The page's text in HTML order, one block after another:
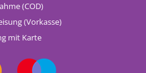
(COD)
(Vorkasse)
mit Karte